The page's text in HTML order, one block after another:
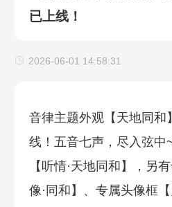
已上线！
2026-06-01 14:58:31
音律主题外观【天地同和
线！五音七声，尽入弦中
【听情·天地同和】，另
像·同和】、专属头像框